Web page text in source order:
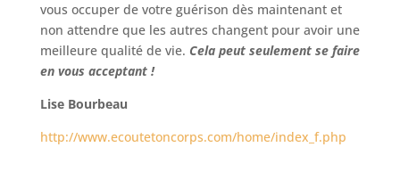
vous occuper de votre guérison dès maintenant et
non attendre que les autres changent pour avoir une
meilleure qualité de vie. Cela peut seulement se faire
en vous acceptant !
Lise Bourbeau
http://www.ecoutetoncorps.com/home/index_f.php